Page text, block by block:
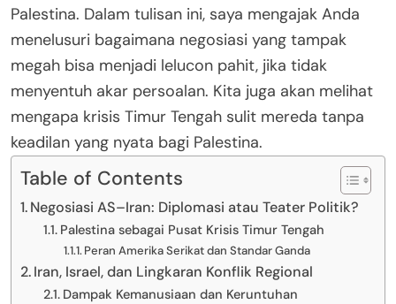
Palestina. Dalam tulisan ini, saya mengajak Anda
menelusuri bagaimana negosiasi yang tampak
megah bisa menjadi lelucon pahit, jika tidak
menyentuh akar persoalan. Kita juga akan melihat
mengapa krisis Timur Tengah sulit mereda tanpa
keadilan yang nyata bagi Palestina.
Table of Contents
Negosiasi AS–Iran: Diplomasi atau Teater Politik?
Palestina sebagai Pusat Krisis Timur Tengah
Peran Amerika Serikat dan Standar Ganda
Iran, Israel, dan Lingkaran Konflik Regional
Dampak Kemanusiaan dan Keruntuhan